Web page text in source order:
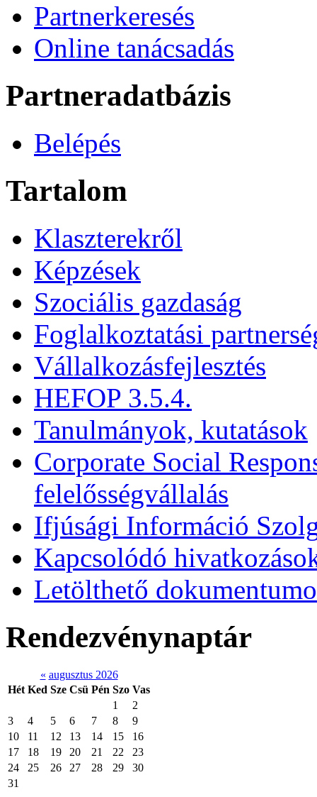
Partnerkeresés
Online tanácsadás
Partneradatbázis
Belépés
Tartalom
Klaszterekről
Képzések
Szociális gazdaság
Foglalkoztatási
Vállalkozásfejlesztés
HEFOP 3.5.4.
Tanulmányok, kutatások
Corporate Social
felelősségvállalás
Ifjúsági Információ
Kapcsolódó
Letölthető
Rendezvénynaptár
« augusztus 2026
Hét Ked Sze Csü Pén Szo Vas
1
2
3
4 5 6 7 8
9
10
11 12 13 14 15
16
17
18 19 20 21 22
23
24
25 26 27 28 29
30
31